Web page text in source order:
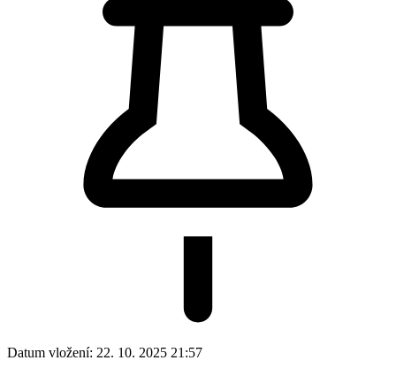
Datum vložení: 22. 10. 2025 21:57